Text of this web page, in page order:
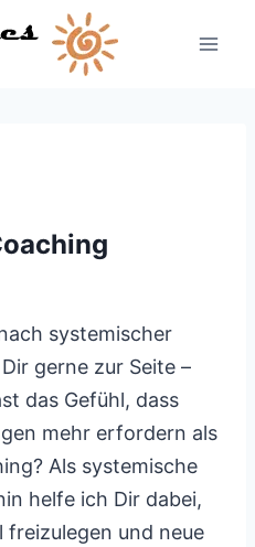
systemischer
gerne zur Seite –
das Gefühl, dass
mehr erfordern als
Als systemische
helfe ich Dir dabei,
freizulegen und neue